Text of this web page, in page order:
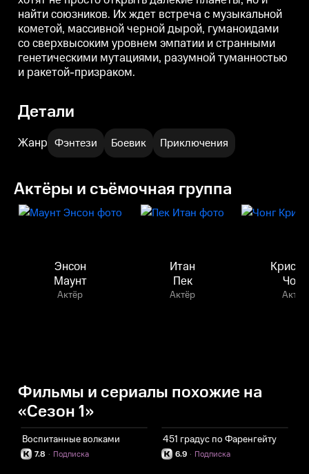
найти союзников. Их ждет встреча с музыкальной
кометой, массивной черной дырой, гуманоидами
со сверхвысоким уровнем эмпатии и странными
генетическими мутациями, разумной туманностью
и ракетой-призраком.
Детали
Жанр Фэнтези Боевик Приключения
Актёры и съёмочная группа
Энсон
Маунт
Актёр
Итан
Пек
Актёр
Чонг
Актёр
Фильмы и сериалы похожие на
«Сезон 1»
Воспитанные волками
7.8 Подписка
·
451 градус по Фаренгейту
6.9 Подписка
·